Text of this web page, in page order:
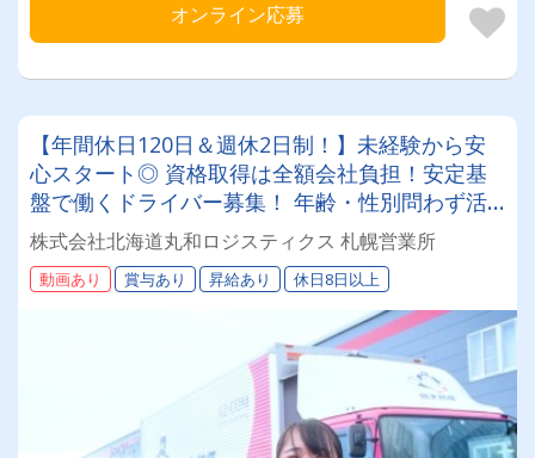
オンライン応募
【年間休日120日＆週休2日制！】未経験から安
心スタート◎ 資格取得は全額会社負担！安定基
盤で働くドライバー募集！ 年齢・性別問わず活
躍できるお仕事です✨
株式会社北海道丸和ロジスティクス 札幌営業所
動画あり 賞与あり 昇給あり 休日8日以上